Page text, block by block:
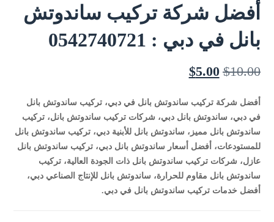
أفضل شركة تركيب ساندوتش
بانل في دبي : 0542740721
$10.00
$5.00
أفضل شركة تركيب ساندوتش بانل في دبي، تركيب ساندوتش بانل
في دبي، ساندوتش بانل دبي، شركات تركيب ساندوتش بانل، تركيب
ساندوتش بانل مميز، ساندوتش بانل للأبنية دبي، تركيب ساندوتش بانل
للمستودعات، أفضل أسعار ساندوتش بانل دبي، تركيب ساندوتش بانل
عازل، شركات تركيب ساندوتش بانل ذات الجودة العالية، تركيب
ساندوتش بانل مقاوم للحرارة، ساندوتش بانل للإنتاج الصناعي دبي،
أفضل خدمات تركيب ساندوتش بانل في دبي.